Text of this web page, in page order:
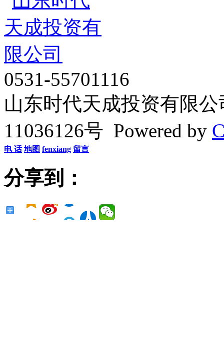
0531-55701116
山东时代天成投资有限
11036126号 Powered by
电 话 地图 fenxiang 留言
分享到：